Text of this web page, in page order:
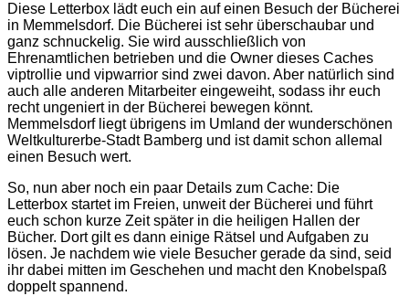
Diese Letterbox lädt euch ein auf einen Besuch der Bücherei
in Memmelsdorf. Die Bücherei ist sehr überschaubar und
ganz schnuckelig. Sie wird ausschließlich von
Ehrenamtlichen betrieben und die Owner dieses Caches
viptrollie und vipwarrior sind zwei davon. Aber natürlich sind
auch alle anderen Mitarbeiter eingeweiht, sodass ihr euch
recht ungeniert in der Bücherei bewegen könnt.
Memmelsdorf liegt übrigens im Umland der wunderschönen
Weltkulturerbe-Stadt Bamberg und ist damit schon allemal
einen Besuch wert.
So, nun aber noch ein paar Details zum Cache: Die
Letterbox startet im Freien, unweit der Bücherei und führt
euch schon kurze Zeit später in die heiligen Hallen der
Bücher. Dort gilt es dann einige Rätsel und Aufgaben zu
lösen. Je nachdem wie viele Besucher gerade da sind, seid
ihr dabei mitten im Geschehen und macht den Knobelspaß
doppelt spannend.